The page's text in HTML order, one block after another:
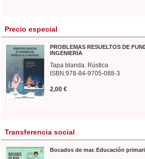
Precio especial
PROBLEMAS RESUELTOS DE
INGENIERÍA
Tapa blanda. Rústica
ISBN:978-84-9705-088-3
2,00 €
Transferencia social
Bocados de mar. Educación